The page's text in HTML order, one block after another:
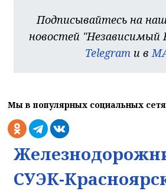
Подписывайтесь на
новостей "Независимый
Telegram и в
Мы в популярных социальных
СУЭК-